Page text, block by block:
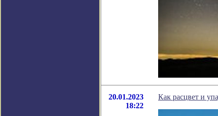
20.01.2023
18:22
Как расцвет и